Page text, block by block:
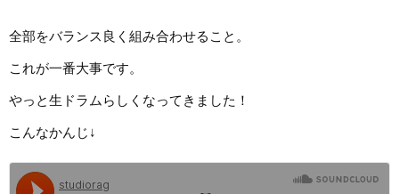
全部をバランス良く組み合わせること。
これが一番大事です。
やっと生ドラムらしくなってきました！
こんなかんじ↓